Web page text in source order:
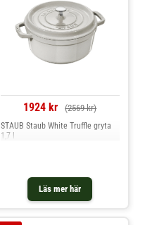
1924 kr (2569 kr)
Läs mer här
STAUB Staub White Truffle gryta
1,7 l